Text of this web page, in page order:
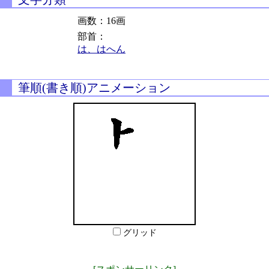
画数：16画
部首：
は、はへん
筆順(書き順)アニメーション
グリッド